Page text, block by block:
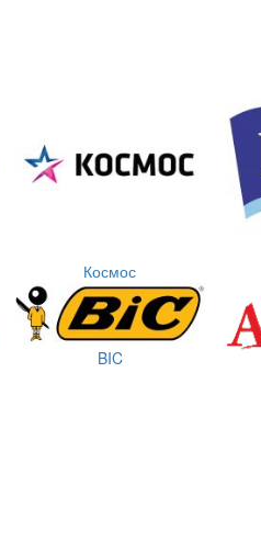
Космос
BIC